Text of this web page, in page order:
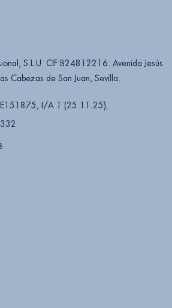
S.L.U. CIF B24812216. Avenida Jesús
Cabezas de San Juan, Sevilla.
I/A 1 (25.11.25).